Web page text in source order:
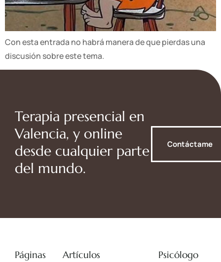
Con esta entrada no habrá manera de que pierdas una
discusión sobre este tema.
Terapia presencial en
Valencia, y online
desde cualquier parte
del mundo.
Contáctame
Páginas Artículos
Psicólogo